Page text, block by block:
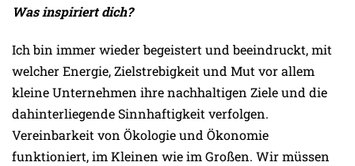
Was inspiriert dich?
Ich bin immer wieder begeistert und beeindruckt, mit
welcher Energie, Zielstrebigkeit und Mut vor allem
kleine Unternehmen ihre nachhaltigen Ziele und die
dahinterliegende Sinnhaftigkeit verfolgen.
Vereinbarkeit von Ökologie und Ökonomie
funktioniert, im Kleinen wie im Großen. Wir müssen